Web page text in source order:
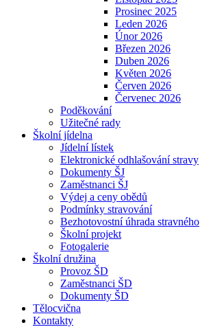
Prosinec 2025
Leden 2026
Únor 2026
Březen 2026
Duben 2026
Květen 2026
Červen 2026
Červenec 2026
Poděkování
Užitečné rady
Školní jídelna
Jídelní lístek
Elektronické odhlašování stravy
Dokumenty ŠJ
Zaměstnanci ŠJ
Výdej a ceny obědů
Podmínky stravování
Bezhotovostní úhrada stravného
Školní projekt
Fotogalerie
Školní družina
Provoz ŠD
Zaměstnanci ŠD
Dokumenty ŠD
Tělocvična
Kontakty